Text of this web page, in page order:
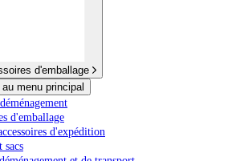
d'emballage
au menu principal
d'emballage
d'expédition
sacs